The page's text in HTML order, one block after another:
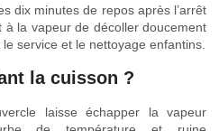
dix minutes de repos après l’arrêt
la vapeur de décoller doucement
service et le nettoyage enfantins.
la cuisson ?
laisse échapper la vapeur